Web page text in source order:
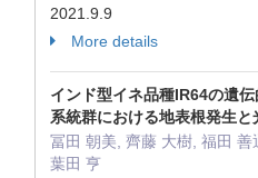
2021.9.9
More details
インド型イネ品種IR64の遺
系統群における地表根発生と
冨田 朝美, 齊藤 大樹, 福田
葉田 亨